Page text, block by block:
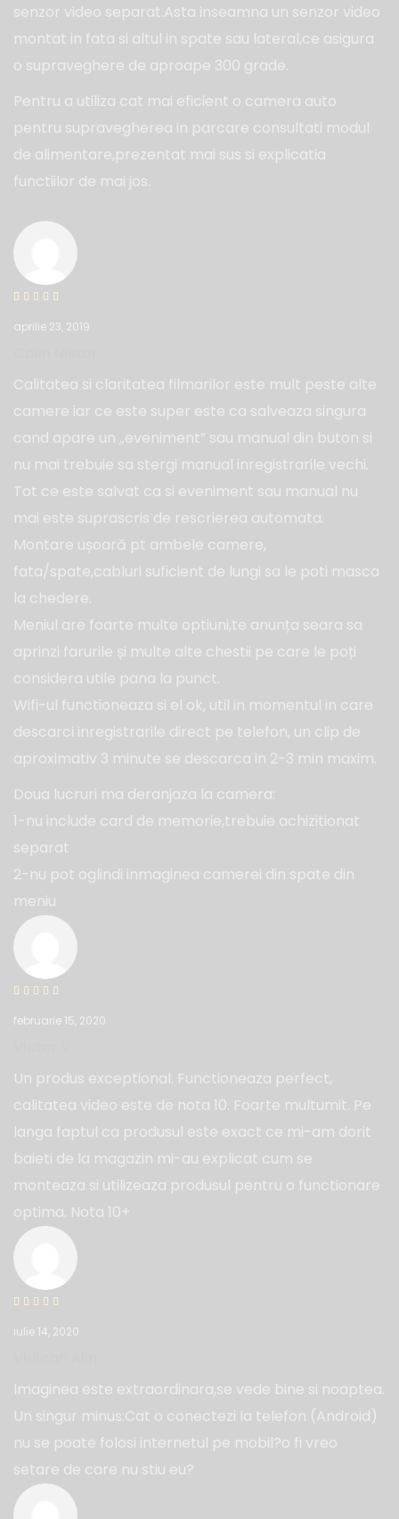
senzor video separat.Asta inseamna un senzor video
montat in fata si altul in spate sau lateral,ce asigura
o supraveghere de aproape 300 grade.
Pentru a utiliza cat mai eficient o camera auto
pentru supravegherea in parcare consultati modul
de alimentare,prezentat mai sus si explicatia
functiilor de mai jos.
aprilie 23, 2019
Calitatea si claritatea filmarilor este mult peste alte
camere iar ce este super este ca salveaza singura
cand apare un „eveniment” sau manual din buton si
nu mai trebuie sa stergi manual inregistrarile vechi.
Tot ce este salvat ca si eveniment sau manual nu
mai este suprascris de rescrierea automata.
Montare ușoară pt ambele camere,
fata/spate,cabluri suficient de lungi sa le poti masca
la chedere.
Meniul are foarte multe optiuni,te anunța seara sa
aprinzi farurile și multe alte chestii pe care le poți
considera utile pana la punct.
Wifi-ul functioneaza si el ok, util in momentul in care
descarci inregistrarile direct pe telefon, un clip de
aproximativ 3 minute se descarca in 2-3 min maxim.
Doua lucruri ma deranjaza la camera:
1-nu include card de memorie,trebuie achizitionat
separat
2-nu pot oglindi inmaginea camerei din spate din
meniu
februarie 15, 2020
Un produs exceptional. Functioneaza perfect,
calitatea video este de nota 10. Foarte multumit. Pe
langa faptul ca produsul este exact ce mi-am dorit
baieti de la magazin mi-au explicat cum se
monteaza si utilizeaza produsul pentru o functionare
optima. Nota 10+
iulie 14, 2020
Imaginea este extraordinara,se vede bine si noaptea.
Un singur minus:Cat o conectezi la telefon (Android)
nu se poate folosi internetul pe mobil?o fi vreo
setare de care nu stiu eu?